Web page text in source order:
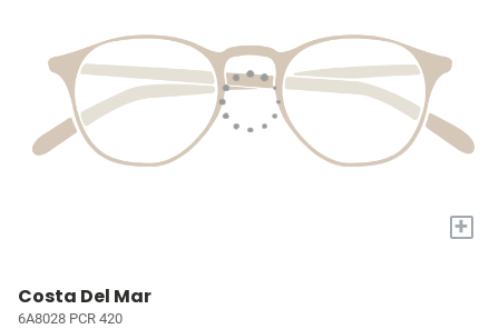
+
Costa Del Mar
6A8028 PCR 420